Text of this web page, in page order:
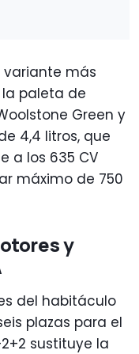
variante más
paleta de
Green y
4,4 litros, que
a los 635 CV
máximo de 750
y
del habitáculo
plazas para el
sustituye la